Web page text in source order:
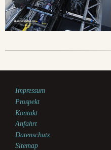
Impressum
Prospekt
Kontakt
Anfahrt
Datenschutz
Sitemap